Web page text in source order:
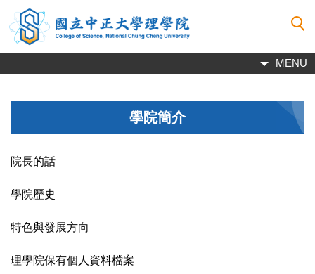
跳
到
主
內
MENU
學院簡介
院長的話
學院歷史
特色與發展方向
理學院保有個人資料檔案